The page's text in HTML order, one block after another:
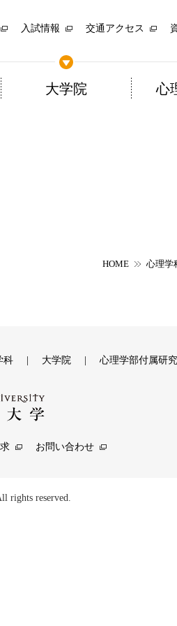
大学院 心
入試情報 交通アクセス
HOME 心理学
科 大学院 心理学部付属研
お問い合わせ
rights reserved.